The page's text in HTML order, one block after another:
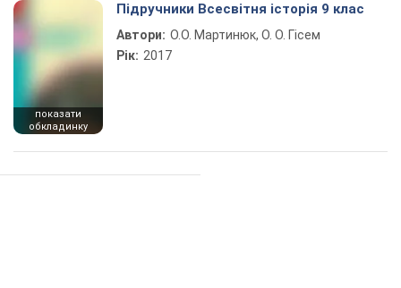
показати
обкладинку
Підручники Всесвітня історія 9 клас
Автори: О.О. Мартинюк, О. О. Гісем
Рік: 2017